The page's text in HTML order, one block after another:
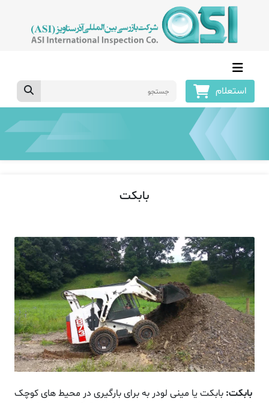
استعلام
بابکت
بابکت: بابکت یا مینی لودر به برای بارگیری در محیط های کوچک